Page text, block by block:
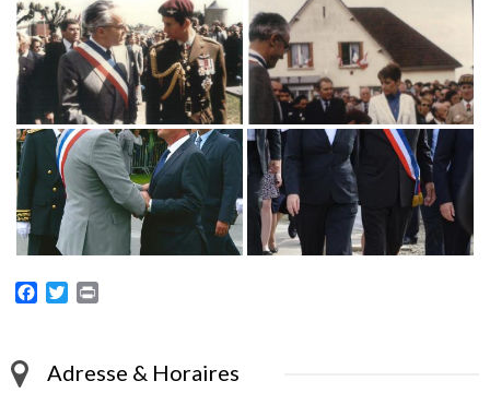
Facebook
Twitter
Adresse & Horaires